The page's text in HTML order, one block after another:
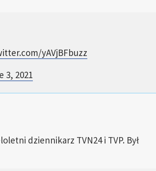
yAVjBFbuzz
3, 2021
dziennikarz TVN24 i TVP. Był